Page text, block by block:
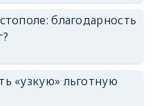
благодарность
«узкую» льготную